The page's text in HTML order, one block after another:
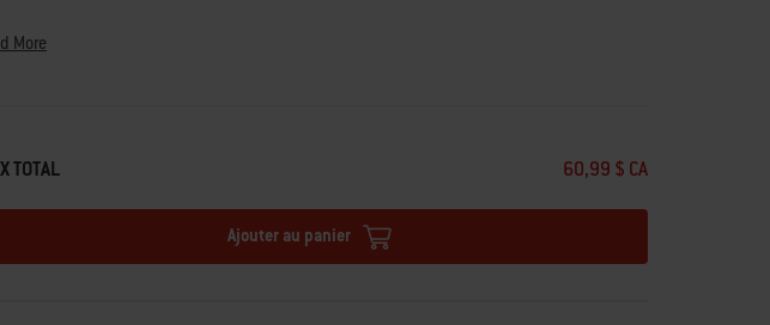
More
TOTAL 60,99 $ CA
Ajouter au panier